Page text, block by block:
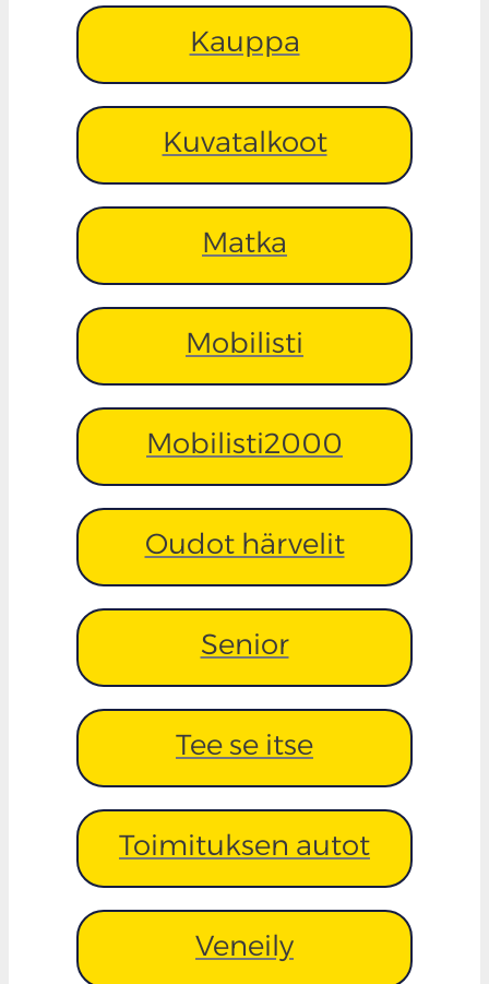
Kauppa
Kuvatalkoot
Matka
Mobilisti
Mobilisti2000
Oudot härvelit
Senior
Tee se itse
Toimituksen autot
Veneily